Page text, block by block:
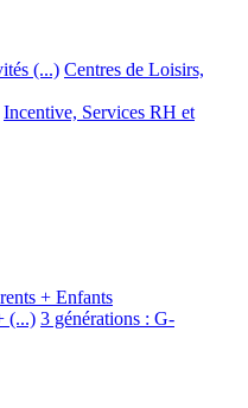
(...) Centres de Loisirs,
Incentive, Services RH et
+ Enfants
(...) 3 générations : G-